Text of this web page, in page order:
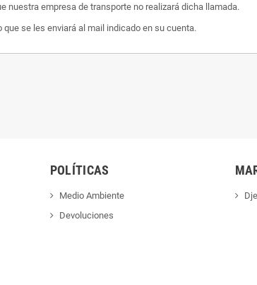
nuestra empresa de transporte no realizará dicha llamada.
se les enviará al mail indicado en su cuenta.
POLÍTICAS
Medio Ambiente
Devoluciones